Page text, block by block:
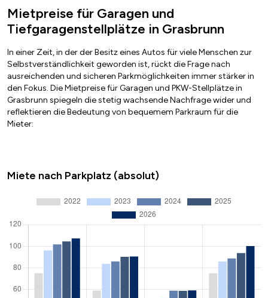
Mietpreise für Garagen und
Tiefgaragenstellplätze in Grasbrunn
In einer Zeit, in der der Besitz eines Autos für viele Menschen zur
Selbstverständlichkeit geworden ist, rückt die Frage nach
ausreichenden und sicheren Parkmöglichkeiten immer stärker in
den Fokus. Die Mietpreise für Garagen und PKW-Stellplätze in
Grasbrunn spiegeln die stetig wachsende Nachfrage wider und
reflektieren die Bedeutung von bequemem Parkraum für die
Mieter:
Miete nach Parkplatz (absolut)